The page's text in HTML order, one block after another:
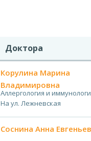
Доктора
Корулина Марина
Владимировна
Аллергология и
На ул. Лежневская
Соснина Анна